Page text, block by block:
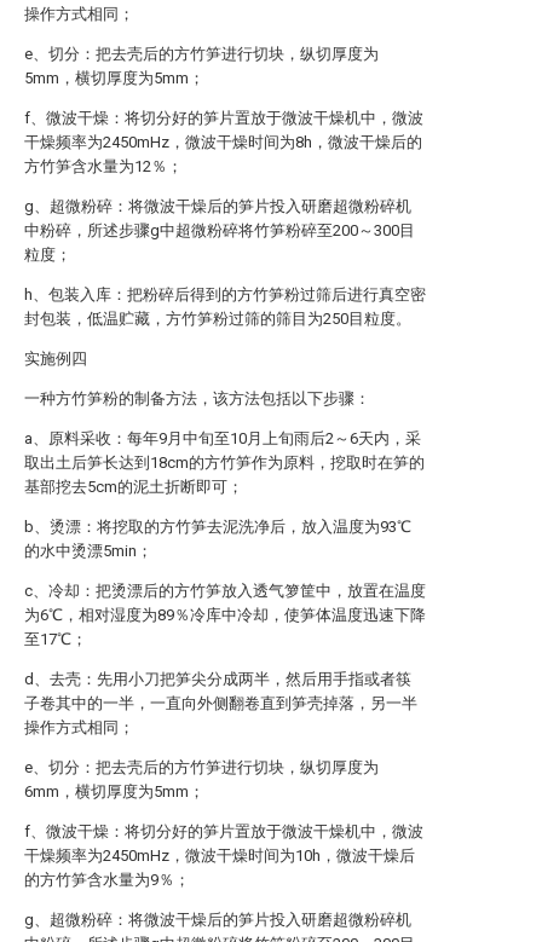
操作方式相同；
e、切分：把去壳后的方竹笋进行切块，纵切厚度为
5mm，横切厚度为5mm；
f、微波干燥：将切分好的笋片置放于微波干燥机中，微波
干燥频率为2450mHz，微波干燥时间为8h，微波干燥后的
方竹笋含水量为12％；
g、超微粉碎：将微波干燥后的笋片投入研磨超微粉碎机
中粉碎，所述步骤g中超微粉碎将竹笋粉碎至200～300目
粒度；
h、包装入库：把粉碎后得到的方竹笋粉过筛后进行真空密
封包装，低温贮藏，方竹笋粉过筛的筛目为250目粒度。
实施例四
一种方竹笋粉的制备方法，该方法包括以下步骤：
a、原料采收：每年9月中旬至10月上旬雨后2～6天内，采
取出土后笋长达到18cm的方竹笋作为原料，挖取时在笋的
基部挖去5cm的泥土折断即可；
b、烫漂：将挖取的方竹笋去泥洗净后，放入温度为93℃
的水中烫漂5min；
c、冷却：把烫漂后的方竹笋放入透气箩筐中，放置在温度
为6℃，相对湿度为89％冷库中冷却，使笋体温度迅速下降
至17℃；
d、去壳：先用小刀把笋尖分成两半，然后用手指或者筷
子卷其中的一半，一直向外侧翻卷直到笋壳掉落，另一半
操作方式相同；
e、切分：把去壳后的方竹笋进行切块，纵切厚度为
6mm，横切厚度为5mm；
f、微波干燥：将切分好的笋片置放于微波干燥机中，微波
干燥频率为2450mHz，微波干燥时间为10h，微波干燥后
的方竹笋含水量为9％；
g、超微粉碎：将微波干燥后的笋片投入研磨超微粉碎机